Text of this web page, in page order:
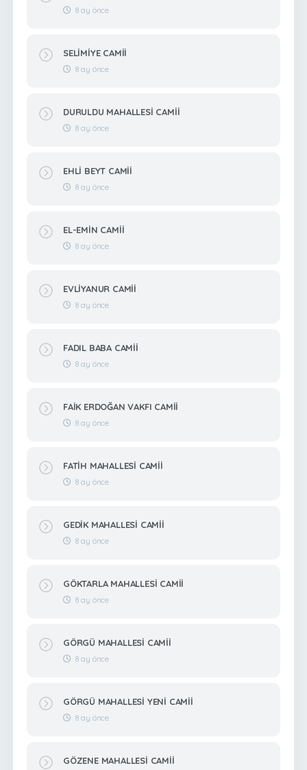
8 ay önce
SELİMİYE CAMİİ
8 ay önce
DURULDU MAHALLESİ CAMİİ
8 ay önce
EHLİ BEYT CAMİİ
8 ay önce
EL-EMİN CAMİİ
8 ay önce
EVLİYANUR CAMİİ
8 ay önce
FADIL BABA CAMİİ
8 ay önce
FAİK ERDOĞAN VAKFI CAMİİ
8 ay önce
FATİH MAHALLESİ CAMİİ
8 ay önce
GEDİK MAHALLESİ CAMİİ
8 ay önce
GÖKTARLA MAHALLESİ CAMİİ
8 ay önce
GÖRGÜ MAHALLESİ CAMİİ
8 ay önce
GÖRGÜ MAHALLESİ YENİ CAMİİ
8 ay önce
GÖZENE MAHALLESİ CAMİİ